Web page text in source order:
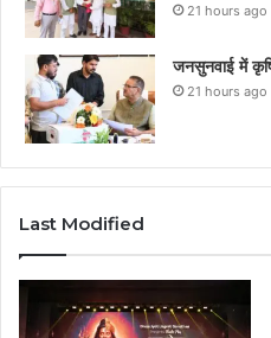
21 hours ago
जनसुनवाई में
21 hours ago
Last Modified